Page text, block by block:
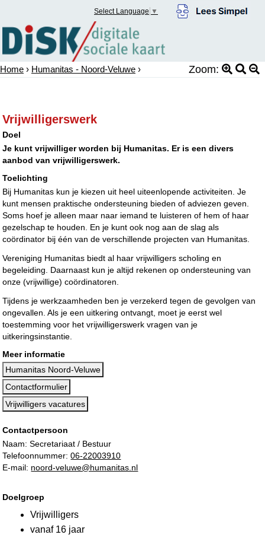
Select Language ▼
Home › Humanitas - Noord-Veluwe › Zoom:
Vrijwilligerswerk
Doel
Je kunt vrijwilliger worden bij Humanitas. Er is een divers
aanbod van vrijwilligerswerk.
Toelichting
Bij Humanitas kun je kiezen uit heel uiteenlopende activiteiten. Je
kunt mensen praktische ondersteuning bieden of adviezen geven.
Soms hoef je alleen maar naar iemand te luisteren of hem of haar
gezelschap te houden. En je kunt ook nog aan de slag als
coördinator bij één van de verschillende projecten van Humanitas.
Vereniging Humanitas biedt al haar vrijwilligers scholing en
begeleiding. Daarnaast kun je altijd rekenen op ondersteuning van
onze (vrijwillige) coördinatoren.
Tijdens je werkzaamheden ben je verzekerd tegen de gevolgen van
ongevallen. Als je een uitkering ontvangt, moet je eerst wel
toestemming voor het vrijwilligerswerk vragen van je
uitkeringsinstantie.
Meer informatie
Humanitas Noord-Veluwe
Contactformulier
Vrijwilligers vacatures
Contactpersoon
Naam: Secretariaat / Bestuur
Telefoonnummer:06-22003910
E-mail: noord-veluwe@humanitas.nl
Doelgroep
Vrijwilligers
vanaf 16 jaar